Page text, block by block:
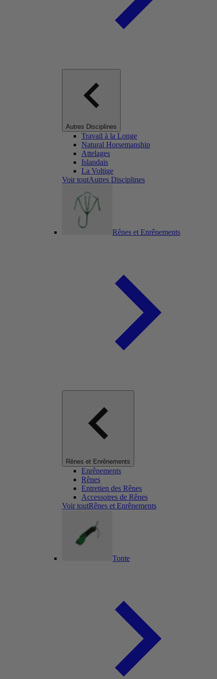
Autres Disciplines
Travail à la Longe
Natural Horsemanship
Attelages
Islandais
La Voltige
Voir toutAutres Disciplines
Rênes et Enrênements
Rênes et Enrênements
Enrênements
Rênes
Entretien des Rênes
Accessoires de Rênes
Voir toutRênes et Enrênements
Tonte